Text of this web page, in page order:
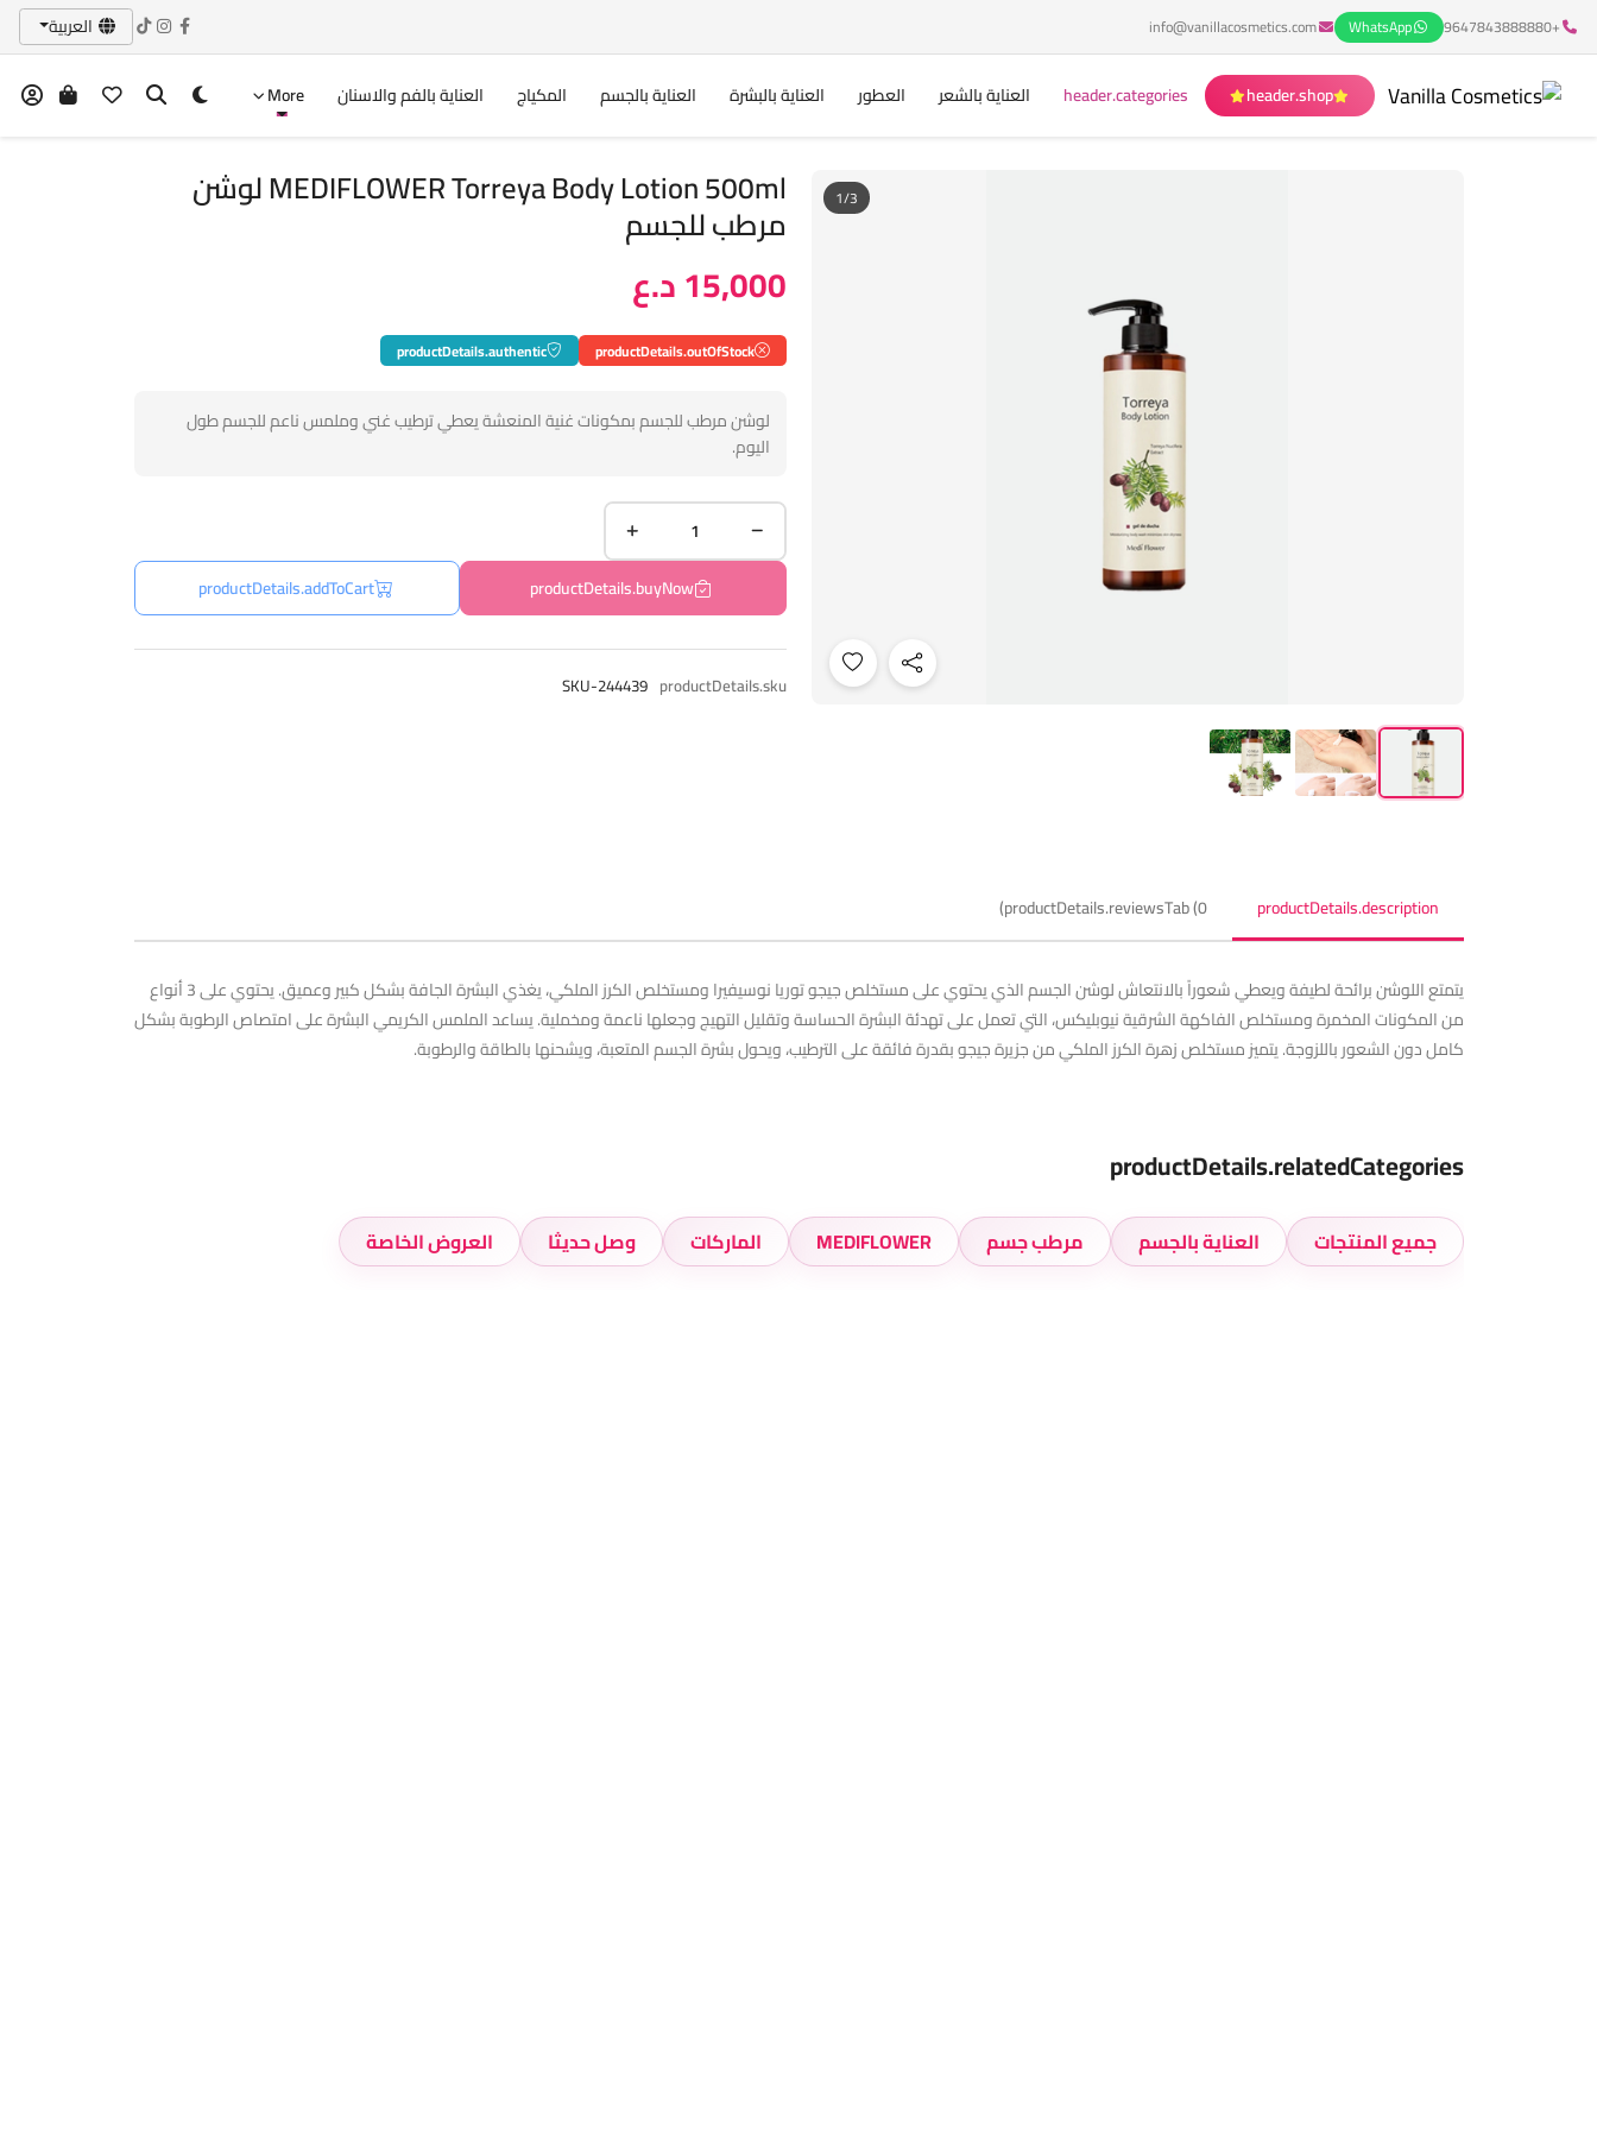
+9647843888880
WhatsApp
info@vanillacosmetics.com العربية
header.shop
header.categories العناية بالشعر العطور العناية بالبشرة العناية بالجسم المكياج العناية بالفم والاسنان More
1/3 MEDIFLOWER Torreya Body Lotion 500ml لوشن
مرطب للجسم
15,000 د.ع
productDetails.outOfStock
productDetails.authentic
لوشن مرطب للجسم بمكونات غنية المنعشة يعطي ترطيب غني وملمس ناعم للجسم طول
اليوم.
productDetails.buyNow
productDetails.addToCart
productDetails.sku
SKU-244439
productDetails.description
productDetails.reviewsTab (0)
يتمتع اللوشن برائحة لطيفة ويعطي شعوراً بالانتعاش لوشن الجسم الذي يحتوي على مستخلص جيجو توريا نوسيفيرا ومستخلص الكرز الملكي، يغذي البشرة الجافة بشكل كبير وعميق. يحتوي على 3 أنواع
من المكونات المخمرة ومستخلص الفاكهة الشرقية نيوبليكس، التي تعمل على تهدئة البشرة الحساسة وتقليل التهيج وجعلها ناعمة ومخملية. يساعد الملمس الكريمي البشرة على امتصاص الرطوبة بشكل
كامل دون الشعور باللزوجة. يتميز مستخلص زهرة الكرز الملكي من جزيرة جيجو بقدرة فائقة على الترطيب، ويحول بشرة الجسم المتعبة، ويشحنها بالطاقة والرطوبة.
productDetails.relatedCategories
جميع المنتجات العناية بالجسم مرطب جسم MEDIFLOWER الماركات وصل حديثا العروض الخاصة